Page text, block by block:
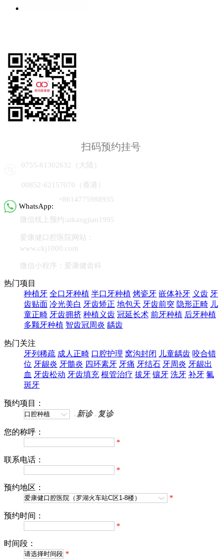
扫码预约挂号
0755-61302632（大陆）
00852-62157070（香港）
WhatsApp:
+8614775988935
微信线上预约:aikangjian1995
爱康健口腔医院网站：
www.ckj1000.com
微信小程序：爱康健齿科
热门项目
种植牙 全口牙种植 半口牙种植 烤瓷牙 嵌体补牙 义齿 牙
齿贴面 冷光美白 牙齿矫正 地包天 牙齿前突 隐形正畸 儿
童正畸 牙齿拥挤 种植义齿 冠延长术 前牙种植 后牙种植
多颗牙种植 智齿冠周炎 龋齿
热门关注
牙列稀疏 成人正畸 口腔护理 窝沟封闭 儿童龋齿 咬合错
位 牙龈炎 牙髓炎 四环素牙 牙痛 牙结石 牙周炎 牙龈出
血 牙齿松动 牙齿填充 根管治疗 拔牙 镶牙 洗牙 补牙 氟
斑牙
预约项目：
新诊
复诊
您的称呼：
*
联系电话：
*
预约地区：
*
预约时间：
*
时间段：
*